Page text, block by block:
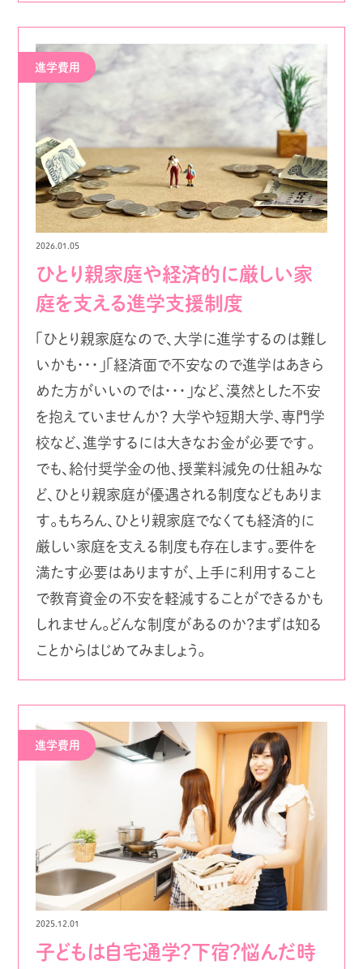
進学費用
2026.01.05
ひとり親家庭や経済的に厳しい家
庭を支える進学支援制度
「ひとり親家庭なので、大学に進学するのは難し
いかも・・・」「経済面で不安なので進学はあきら
めた方がいいのでは・・・」など、漠然とした不安
を抱えていませんか？ 大学や短期大学、専門学
校など、進学するには大きなお金が必要です。
でも、給付奨学金の他、授業料減免の仕組みな
ど、ひとり親家庭が優遇される制度などもありま
す。もちろん、ひとり親家庭でなくても経済的に
厳しい家庭を支える制度も存在します。要件を
満たす必要はありますが、上手に利用すること
で教育資金の不安を軽減することができるかも
しれません。どんな制度があるのか？まずは知る
ことからはじめてみましょう。
進学費用
2025.12.01
子どもは自宅通学？下宿？悩んだ時